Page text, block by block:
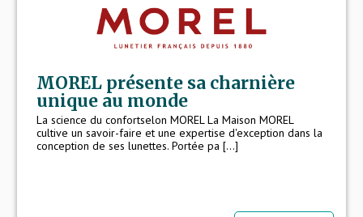
MOREL présente sa charnière
unique au monde
La science du confortselon MOREL La Maison MOREL
cultive un savoir-faire et une expertise d'exception dans la
conception de ses lunettes. Portée pa [...]